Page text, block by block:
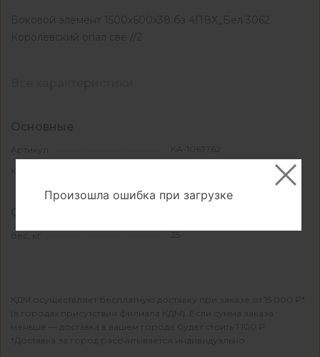
Боковой элемент 1500x600x38 бз 4ПВХ_Бел 3062
Королевский опал све //2
Основные
Артикул КА-1063762
Код декора
Свойства и материалы
Вес, кг 25
КДМ осуществляет бесплатную доставку при заказе от 15 000 ₽*
(в городах присутствия филиала КДМ). Если сумма заказа
меньше — доставка в вашем городе будет стоить 1 100 ₽.
*Доставка за город рассчитывается индивидуально
Произошла ошибка при загрузке